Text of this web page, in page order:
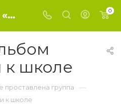
Купить книгу «Большой альбом подготовки к школе» 2020 г. , . - Не проставлена группа 0
к школе
проставлена группа —
к школе